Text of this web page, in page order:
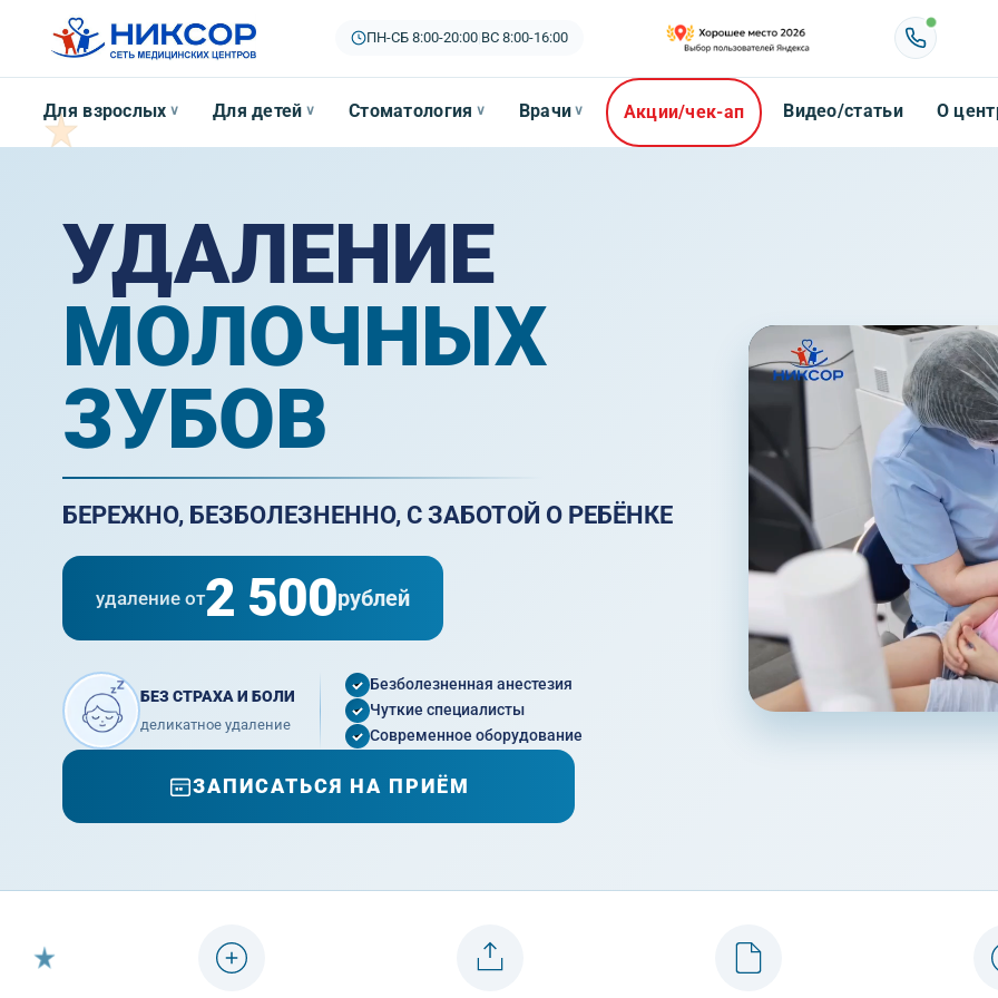
ПН-СБ 8:00-20:00| ВС 8:00-16:00
Для взрослых ∨ Для детей ∨ Стоматология ∨ Врачи ∨ Акции/чек-ап Видео/статьи О
УДАЛЕНИЕ
МОЛОЧНЫХ
ЗУБОВ
БЕРЕЖНО, БЕЗБОЛЕЗНЕННО, С ЗАБОТОЙ О РЕБЁНКЕ
удаление от2 500рублей
БЕЗ СТРАХА И БОЛИ
деликатное удаление
Безболезненная анестезия
Чуткие специалисты
Современное оборудование
ЗАПИСАТЬСЯ НА ПРИЁМ